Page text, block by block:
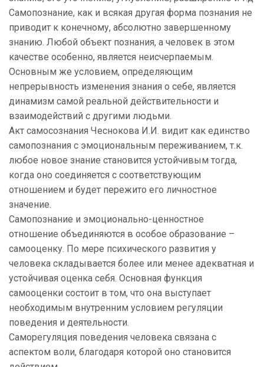
Самопознание, как и всякая другая форма познания не
приводит к конечному, абсолютно завершенному
знанию. Любой объект познания, а человек в этом
качестве особенно, является неисчерпаемым.
Основным же условием, определяющим
непрерывность изменения знания о себе, является
динамизм самой реальной действительности и
взаимодействий с другими людьми.
Акт самосознания Чеснокова И.И. видит как единство
самопознания с эмоциональным переживанием, т.к.
любое новое знание становится устойчивым тогда,
когда оно соединяется с соответствующим
отношением и будет пережито его личностное
значение.
Самопознание и эмоционально-ценностное
отношение объединяются в особое образование –
самооценку. По мере психического развития у
человека складывается более или менее адекватная и
устойчивая оценка себя. Основная функция
самооценки состоит в том, что она выступает
необходимым внутренним условием регуляции
поведения и деятельности.
Саморегуляция поведения человека связана с
аспектом воли, благодаря которой оно становится